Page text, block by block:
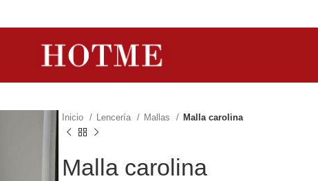
Inicio Lencería Mallas Malla carolina
Malla carolina